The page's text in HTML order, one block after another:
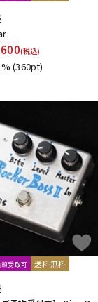
(税込)
(360pt)
頭受取可 送料無料